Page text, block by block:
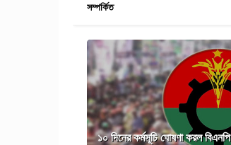
সম্পর্কিত
১০ দিনের কর্মসূচি ঘোষণা করল বিএনপি